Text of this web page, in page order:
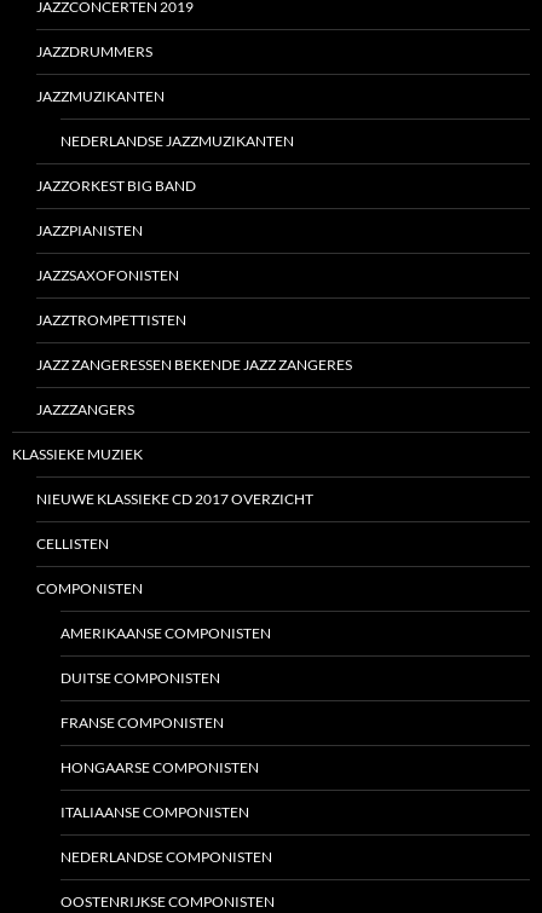
JAZZCONCERTEN 2019
JAZZDRUMMERS
JAZZMUZIKANTEN
NEDERLANDSE JAZZMUZIKANTEN
JAZZORKEST BIG BAND
JAZZPIANISTEN
JAZZSAXOFONISTEN
JAZZTROMPETTISTEN
JAZZ ZANGERESSEN BEKENDE JAZZ ZANGERES
JAZZZANGERS
KLASSIEKE MUZIEK
NIEUWE KLASSIEKE CD 2017 OVERZICHT
CELLISTEN
COMPONISTEN
AMERIKAANSE COMPONISTEN
DUITSE COMPONISTEN
FRANSE COMPONISTEN
HONGAARSE COMPONISTEN
ITALIAANSE COMPONISTEN
NEDERLANDSE COMPONISTEN
OOSTENRIJKSE COMPONISTEN